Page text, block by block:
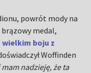
powrót mody na
brązowy medal,
boju z
Woffinden
nadzieję, że ta